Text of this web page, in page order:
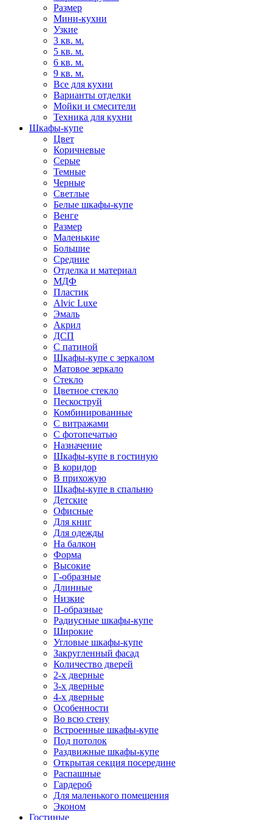
Размер
Мини-кухни
Узкие
3 кв. м.
5 кв. м.
6 кв. м.
9 кв. м.
Все для кухни
Варианты отделки
Мойки и смесители
Техника для кухни
Шкафы-купе
Цвет
Коричневые
Серые
Темные
Черные
Светлые
Белые шкафы-купе
Венге
Размер
Маленькие
Большие
Средние
Отделка и материал
МДФ
Пластик
Alvic Luxe
Эмаль
Акрил
ДСП
С патиной
Шкафы-купе с зеркалом
Матовое зеркало
Стекло
Цветное стекло
Пескоструй
Комбинированные
С витражами
С фотопечатью
Назначение
Шкафы-купе в гостиную
В коридор
В прихожую
Шкафы-купе в спальню
Детские
Офисные
Для книг
Для одежды
На балкон
Форма
Высокие
Г-образные
Длинные
Низкие
П-образные
Радиусные шкафы-купе
Широкие
Угловые шкафы-купе
Закругленный фасад
Количество дверей
2-х дверные
3-х дверные
4-х дверные
Особенности
Во всю стену
Встроенные шкафы-купе
Под потолок
Раздвижные шкафы-купе
Открытая секция посередине
Распашные
Гардероб
Для маленького помещения
Эконом
Гостиные